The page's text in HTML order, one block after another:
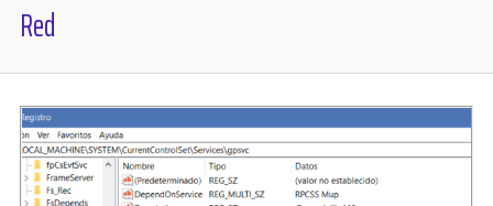
Foros
Buscar:
Red